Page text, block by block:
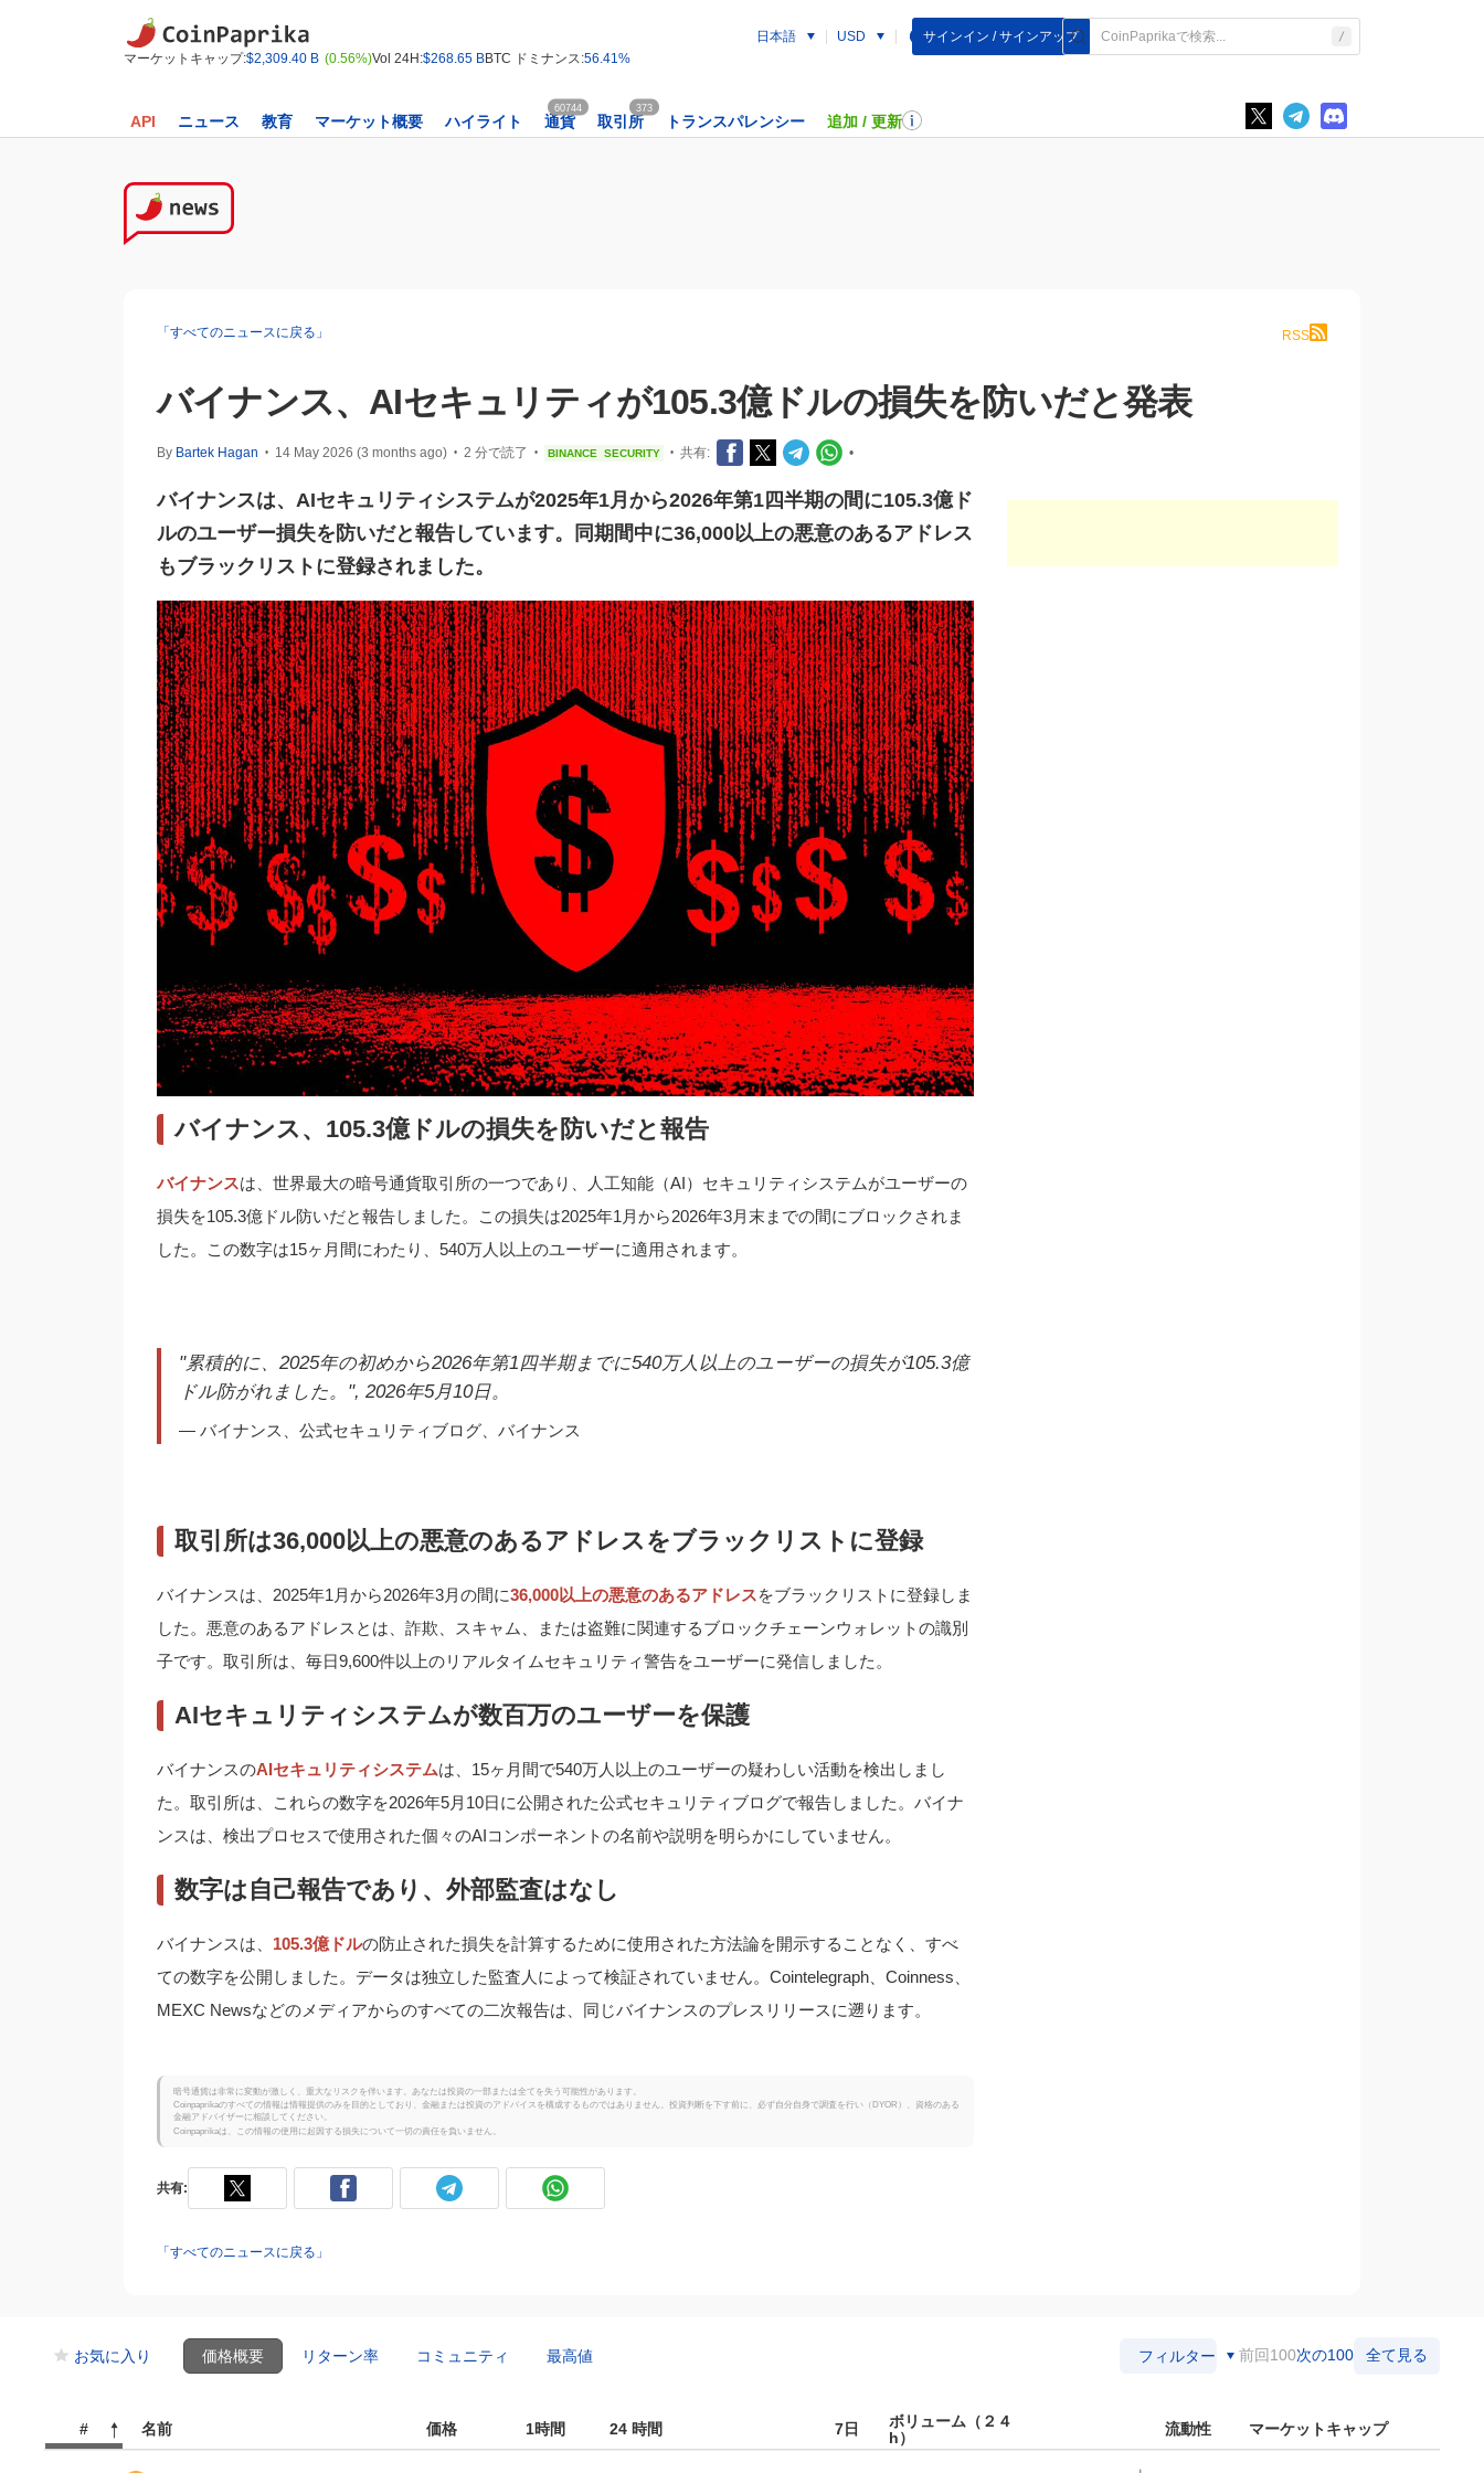
マーケットキャップ:$2,309.40 B (0.56%)Vol 24H:$268.65 BBTC ドミナンス:56.41%
日本語 USD サインイン / サインアップ
API ニュース 教育 マーケット概要 ハイライト 通貨
60744
取引所
373
トランスパレンシー 追加 / 更新
「すべてのニュースに戻る」 RSS
バイナンス、AIセキュリティが105.3億ドルの損失を防いだと発表
By Bartek Hagan • 14 May 2026 (3 months ago) • 2 分で読了 • BINANCE SECURITY • 共有: •
バイナンスは、AIセキュリティシステムが2025年1月から2026年第1四半期の間に105.3億ド
ルのユーザー損失を防いだと報告しています。同期間中に36,000以上の悪意のあるアドレス
もブラックリストに登録されました。
バイナンス、105.3億ドルの損失を防いだと報告
バイナンスは、世界最大の暗号通貨取引所の一つであり、人工知能（AI）セキュリティシステムがユーザーの
損失を105.3億ドル防いだと報告しました。この損失は2025年1月から2026年3月末までの間にブロックされま
した。この数字は15ヶ月間にわたり、540万人以上のユーザーに適用されます。
"累積的に、2025年の初めから2026年第1四半期までに540万人以上のユーザーの損失が105.3億
ドル防がれました。", 2026年5月10日。
— バイナンス、公式セキュリティブログ、バイナンス
取引所は36,000以上の悪意のあるアドレスをブラックリストに登録
バイナンスは、2025年1月から2026年3月の間に36,000以上の悪意のあるアドレスをブラックリストに登録しま
した。悪意のあるアドレスとは、詐欺、スキャム、または盗難に関連するブロックチェーンウォレットの識別
子です。取引所は、毎日9,600件以上のリアルタイムセキュリティ警告をユーザーに発信しました。
AIセキュリティシステムが数百万のユーザーを保護
バイナンスのAIセキュリティシステムは、15ヶ月間で540万人以上のユーザーの疑わしい活動を検出しまし
た。取引所は、これらの数字を2026年5月10日に公開された公式セキュリティブログで報告しました。バイナ
ンスは、検出プロセスで使用された個々のAIコンポーネントの名前や説明を明らかにしていません。
数字は自己報告であり、外部監査はなし
バイナンスは、 105.3億ドルの防止された損失を計算するために使用された方法論を開示することなく、すべ
ての数字を公開しました。データは独立した監査人によって検証されていません。Cointelegraph、Coinness、
MEXC Newsなどのメディアからのすべての二次報告は、同じバイナンスのプレスリリースに遡ります。
暗号通貨は非常に変動が激しく、重大なリスクを伴います。あなたは投資の一部または全てを失う可能性があります。
Coinpaprikaのすべての情報は情報提供のみを目的としており、金融または投資のアドバイスを構成するものではありません。投資判断を下す前に、必ず自分自身で調査を行い（DYOR）、資格のある
金融アドバイザーに相談してください。
Coinpaprikaは、この情報の使用に起因する損失について一切の責任を負いません。
共有:
「すべてのニュースに戻る」
お気に入り 価格概要 リターン率 コミュニティ 最高値 フィルター 前回100次の100 全て見る
# 名前 価格 1時間 24 時間 7日
ボリューム（２４
H）
流動性 マーケットキャップ